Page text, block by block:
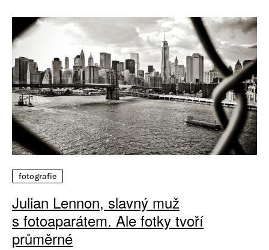
fotografie
Julian Lennon, slavný muž
s fotoaparátem. Ale fotky tvoří
průměrné